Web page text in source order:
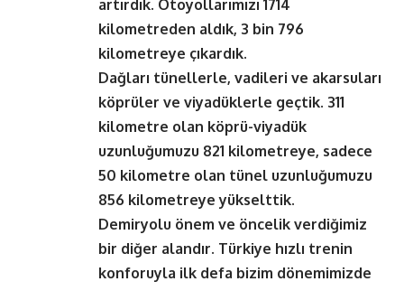
artırdık. Otoyollarımızı 1714
kilometreden aldık, 3 bin 796
kilometreye çıkardık.
Dağları tünellerle, vadileri ve akarsuları
köprüler ve viyadüklerle geçtik. 311
kilometre olan köprü-viyadük
uzunluğumuzu 821 kilometreye, sadece
50 kilometre olan tünel uzunluğumuzu
856 kilometreye yükselttik.
Demiryolu önem ve öncelik verdiğimiz
bir diğer alandır. Türkiye hızlı trenin
konforuyla ilk defa bizim dönemimizde